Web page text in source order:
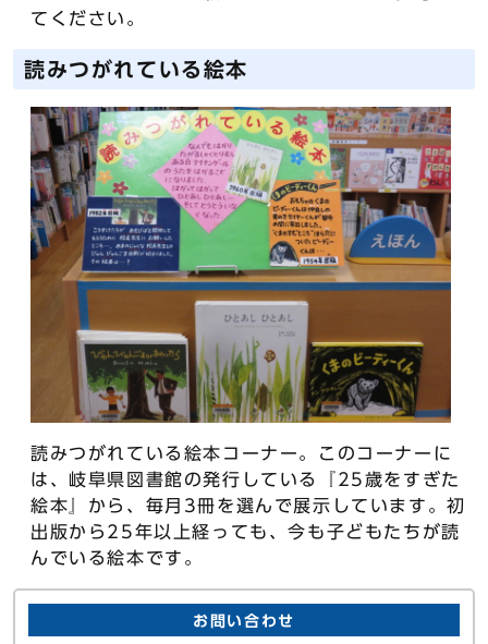
てください。
読みつがれている絵本
読みつがれている絵本コーナー。このコーナーに
は、岐阜県図書館の発行している『25歳をすぎた
絵本』から、毎月3冊を選んで展示しています。初
出版から25年以上経っても、今も子どもたちが読
んでいる絵本です。
お問い合わせ